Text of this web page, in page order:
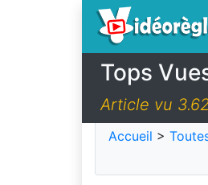
Tops
Article vu
Accueil >